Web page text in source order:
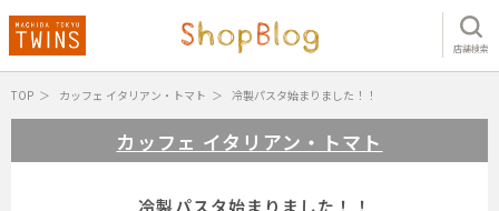
店舗検索
TOP カッフェ イタリアン・トマト 冷製パスタ始まりました！！
カッフェ イタリアン・トマト
冷製パスタ始まりました！！